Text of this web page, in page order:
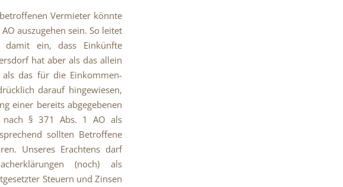
Vermieter könnte
auszugehen sein. So leitet
damit ein, dass Einkünfte
hat aber als das allein
das für die Einkommen-
darauf hingewiesen,
einer bereits abgegebenen
nach § 371 Abs. 1 AO als
sollten Betroffene
Unseres Erachtens darf
(noch) als
Steuern und Zinsen